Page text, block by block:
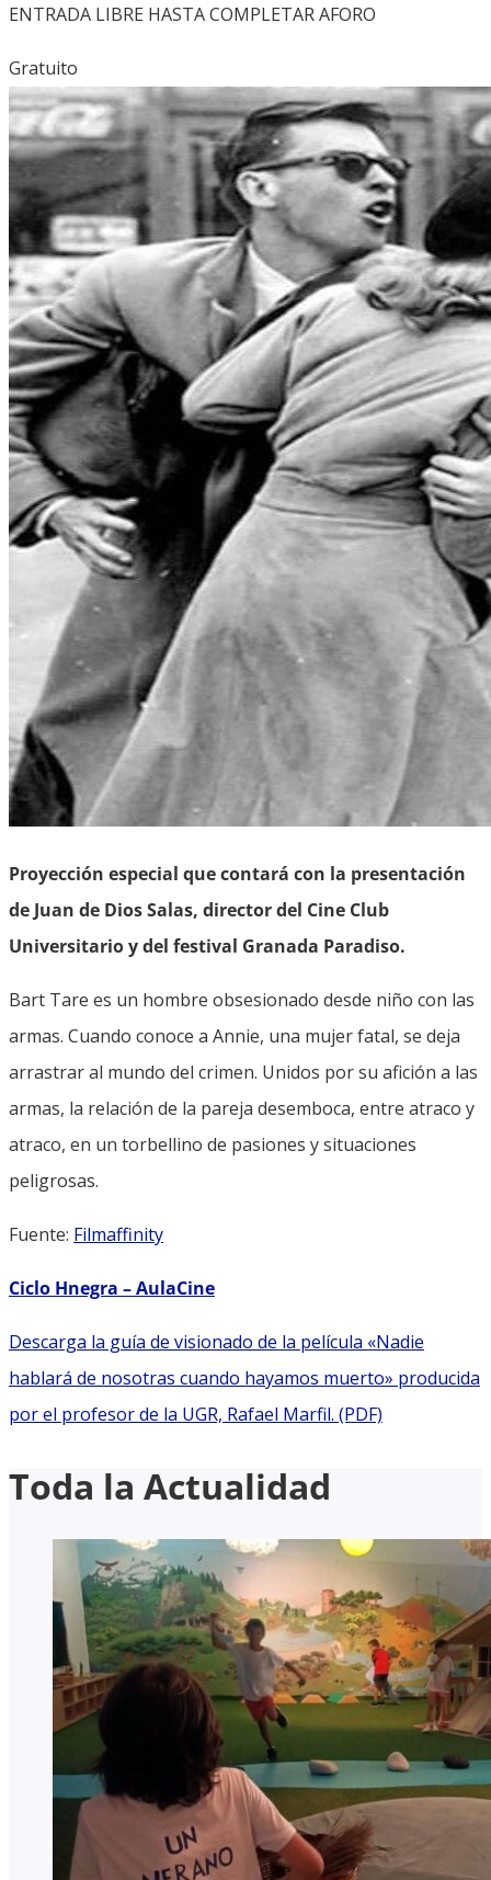
ENTRADA LIBRE HASTA COMPLETAR AFORO
Gratuito
Proyección especial que contará con la presentación
de Juan de Dios Salas, director del Cine Club
Universitario y del festival Granada Paradiso.
Bart Tare es un hombre obsesionado desde niño con las
armas. Cuando conoce a Annie, una mujer fatal, se deja
arrastrar al mundo del crimen. Unidos por su afición a las
armas, la relación de la pareja desemboca, entre atraco y
atraco, en un torbellino de pasiones y situaciones
peligrosas.
Fuente: Filmaffinity
Ciclo Hnegra – AulaCine
Descarga la guía de visionado de la película «Nadie
hablará de nosotras cuando hayamos muerto» producida
por el profesor de la UGR, Rafael Marfil. (PDF)
Toda la Actualidad